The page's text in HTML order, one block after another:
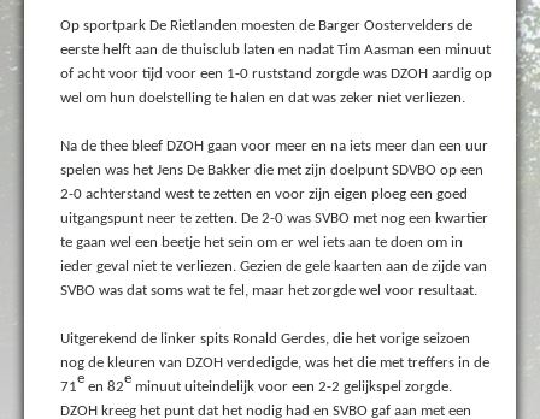
Op sportpark De Rietlanden moesten de Barger Oostervelders de
eerste helft aan de thuisclub laten en nadat Tim Aasman een minuut
of acht voor tijd voor een 1-0 ruststand zorgde was DZOH aardig op
wel om hun doelstelling te halen en dat was zeker niet verliezen.
Na de thee bleef DZOH gaan voor meer en na iets meer dan een uur
spelen was het Jens De Bakker die met zijn doelpunt SDVBO op een
2-0 achterstand west te zetten en voor zijn eigen ploeg een goed
uitgangspunt neer te zetten. De 2-0 was SVBO met nog een kwartier
te gaan wel een beetje het sein om er wel iets aan te doen om in
ieder geval niet te verliezen. Gezien de gele kaarten aan de zijde van
SVBO was dat soms wat te fel, maar het zorgde wel voor resultaat.
Uitgerekend de linker spits Ronald Gerdes, die het vorige seizoen
nog de kleuren van DZOH verdedigde, was het die met treffers in de
71e en 82e minuut uiteindelijk voor een 2-2 gelijkspel zorgde.
DZOH kreeg het punt dat het nodig had en SVBO gaf aan met een